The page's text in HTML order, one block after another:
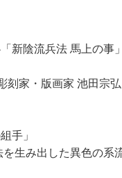
新陰流兵法 馬上の事
家・版画家 池田宗弘
手」
生み出した異色の系